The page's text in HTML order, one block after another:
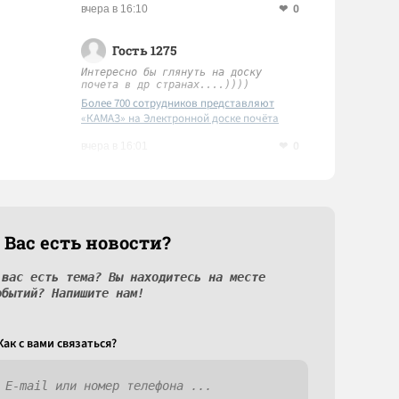
вчера в 16:10 0
Гость 1275
Интересно бы глянуть на доску
почета в др странах....))))
Более 700 сотрудников представляют
«КАМАЗ» на Электронной доске почёта
есть новости?
есть тема? Вы находитесь на месте
Напишите нам!
c вами связаться?